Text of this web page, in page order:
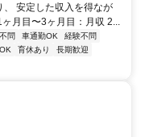
安定した収入を得なが
月目〜3ヶ月目：月収 2...
問 車通勤OK
経験不問
育休あり
長期歓迎